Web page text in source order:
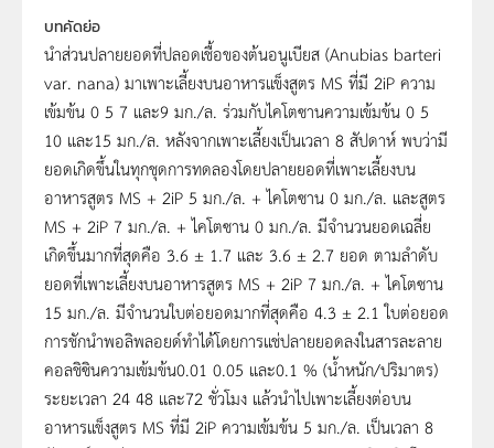
บทคัดย่อ
นำส่วนปลายยอดที่ปลอดเชื้อของต้นอนูเบียส (Anubias barteri
var. nana) มาเพาะเลี้ยงบนอาหารแข็งสูตร MS ที่มี 2iP ความ
เข้มข้น 0 5 7 และ9 มก./ล. ร่วมกับไคโตซานความเข้มข้น 0 5
10 และ15 มก./ล. หลังจากเพาะเลี้ยงเป็นเวลา 8 สัปดาห์ พบว่ามี
ยอดเกิดขึ้นในทุกชุดการทดลองโดยปลายยอดที่เพาะเลี้ยงบน
อาหารสูตร MS + 2iP 5 มก./ล. + ไคโตซาน 0 มก./ล. และสูตร
MS + 2iP 7 มก./ล. + ไคโตซาน 0 มก./ล. มีจำนวนยอดเฉลี่ย
เกิดขึ้นมากที่สุดคือ 3.6 ± 1.7 และ 3.6 ± 2.7 ยอด ตามลำดับ
ยอดที่เพาะเลี้ยงบนอาหารสูตร MS + 2iP 7 มก./ล. + ไคโตซาน
15 มก./ล. มีจำนวนใบต่อยอดมากที่สุดคือ 4.3 ± 2.1 ใบต่อยอด
การชักนำพอลิพลอยด์ทำได้โดยการแช่ปลายยอดลงในสารละลาย
คอลชิซินความเข้มข้น0.01 0.05 และ0.1 % (น้ำหนัก/ปริมาตร)
ระยะเวลา 24 48 และ72 ชั่วโมง แล้วนำไปเพาะเลี้ยงต่อบน
อาหารแข็งสูตร MS ที่มี 2iP ความเข้มข้น 5 มก./ล. เป็นเวลา 8